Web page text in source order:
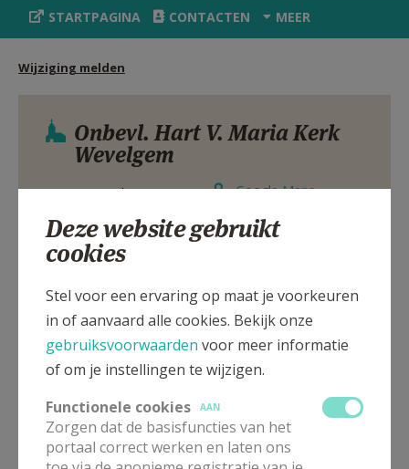
SHOP
ZOEKEN
MIJN PAROCHIE
AANMELDEN OF REGISTREREN
STARTPAGINA CONTACTEN MEER
Wijziging melden
Onbevl. Hart V. Maria Kerk
Wevelgem
M. Lauwersplein 4
Google Maps
M. Lauwersplein 4, 8560 WEVELGEM
Deze website gebruikt
cookies
Stel voor een ervaring op maat je voorkeuren
in of aanvaard alle cookies. Bekijk onze
gebruiksvoorwaarden voor meer informatie
of om je instellingen te wijzigen.
Functionele cookies
AAN
Zorgen dat de basisfuncties van het
portaal correct werken en laten ons